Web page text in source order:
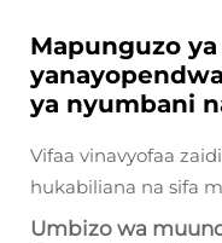
Mapunguzo
ya nyumbani
Vifaa vinavyofaa
hukabiliana na sifa
Umbizo wa